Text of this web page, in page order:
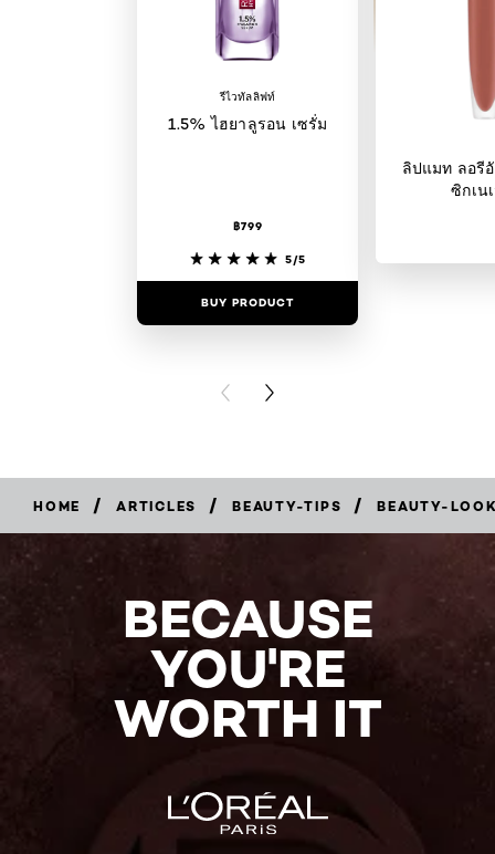
รีไวทัลลิฟท์
1.5% ไฮยาลูรอน เซรั่ม
฿799
5/5
BUY PRODUCT
ลิปแมท ลอรี
ซิกเน
PREVIOUS CARD
NEXT CARD
HOME / ARTICLES / BEAUTY-TIPS / BEAUTY-
BECAUSE
YOU'RE
WORTH IT